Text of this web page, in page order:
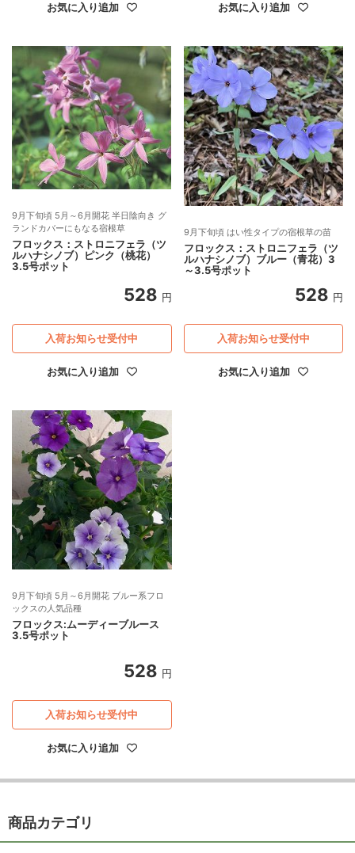
お気に入り追加 お気に入り追加
9月下旬頃 5月～6月開花 半日陰向き グ
ランドカバーにもなる宿根草
フロックス：ストロニフェラ（ツ
ルハナシノブ）ピンク（桃花）
3.5号ポット
528 円
お気に入り追加
入荷お知らせ受付中
9月下旬頃 はい性タイプの宿根草の苗
フロックス：ストロニフェラ（ツ
ルハナシノブ）ブルー（青花）3
～3.5号ポット
528 円
お気に入り追加
入荷お知らせ受付中
9月下旬頃 5月～6月開花 ブルー系フロ
ックスの人気品種
フロックス:ムーディーブルース
3.5号ポット
528 円
お気に入り追加
入荷お知らせ受付中
商品カテゴリ